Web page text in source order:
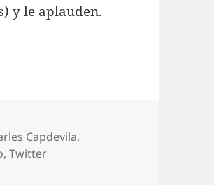
y le aplauden.
Capdevila,
,Twitter